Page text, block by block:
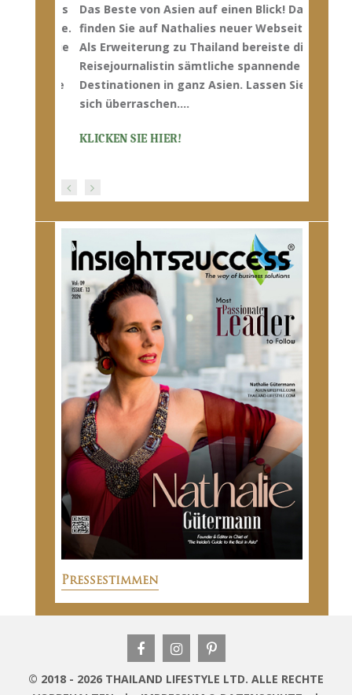
Das Beste von Asien auf einen Blick! Das
finden Sie auf Nathalies neuer Webseite.
Als Erweiterung zu Thailand bereiste die
Reisejournalistin sämtliche spannende
Destinationen in ganz Asien. Lassen Sie
sich überraschen….
KLICKEN SIE HIER!
Pressestimmen
© 2018 - 2026 THAILAND LIFESTYLE LTD. ALLE RECHTE